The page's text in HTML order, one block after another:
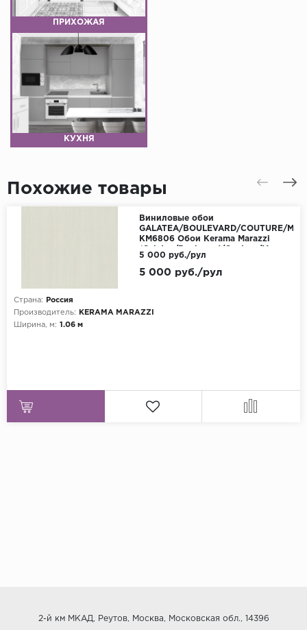
ПРИХОЖАЯ
КУХНЯ
Похожие товары
Виниловые обои
GALATEA/BOULEVARD/COUTURE/
KM6806 Обои Kerama Marazzi
(Galatea/Boulevard/Couture/Marmaros)
(1*4) 10,05*1,06 винил на
флизелине
Страна:
Россия
Производитель:
KERAMA MARAZZI
Ширина, м: 1.06 м
5 000 руб./рул
5 000 руб./рул
2-й км МКАД, Реутов, Москва, Московская обл., 14396